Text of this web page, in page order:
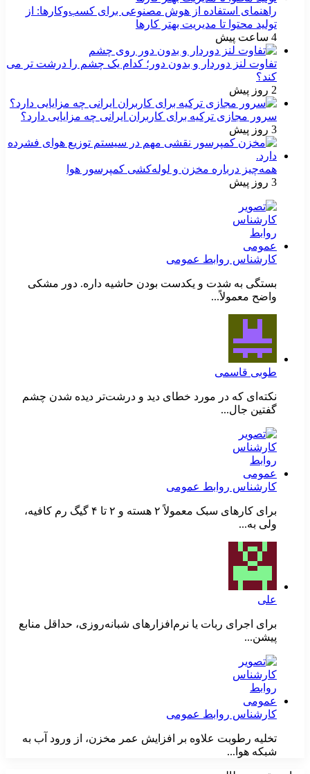
راهنمای استفاده از هوش مصنوعی برای کسب‌وکارها: از
تولید محتوا تا مدیریت بهتر کارها
4 ساعت پیش
تفاوت لنز دوردار و بدون دور؛ کدام یک چشم را درشت تر می
کند؟
2 روز پیش
سرور مجازی ترکیه برای کاربران ایرانی چه مزایایی دارد؟
3 روز پیش
همه‌چیز درباره مخزن و لوله‌کشی کمپرسور هوا
3 روز پیش
کارشناس روابط عمومی
بستگی به شدت و یکدست بودن حاشیه داره. دور مشکی
واضح معمولاً...
طوبی قاسمی
نکته‌ای که در مورد خطای دید و درشت‌تر دیده شدن چشم
گفتین جال...
کارشناس روابط عمومی
برای کارهای سبک معمولاً ۲ هسته و ۲ تا ۴ گیگ رم کافیه،
ولی به...
علی
برای اجرای ربات یا نرم‌افزارهای شبانه‌روزی، حداقل منابع
پیشن...
کارشناس روابط عمومی
تخلیه رطوبت علاوه بر افزایش عمر مخزن، از ورود آب به
شبکه هوا...